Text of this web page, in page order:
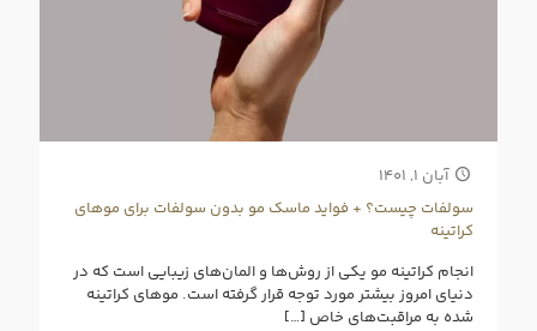
آبان ۱, ۱۴۰۱
سولفات چیست؟ + فواید ماسک مو بدون سولفات برای موهای
کراتینه
انجام کراتینه مو یکی از روش‌ها و المان‌های زیبایی است که در
دنیای امروز بیشتر مورد توجه قرار گرفته است. موهای کراتینه
شده به مراقبت‌های خاص […]